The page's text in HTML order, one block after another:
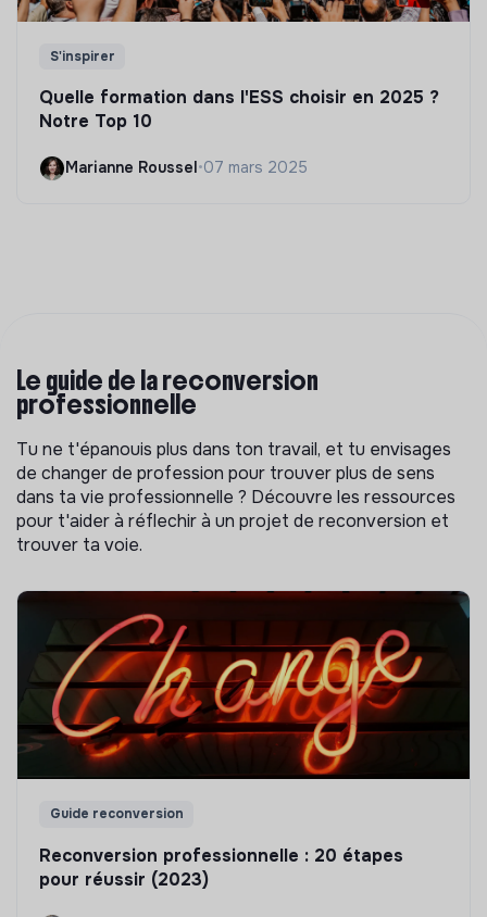
S'inspirer
Quelle formation dans l'ESS choisir en 2025 ?
Notre Top 10
Marianne Roussel •07 mars 2025
Le guide de la reconversion
professionnelle
Tu ne t'épanouis plus dans ton travail, et tu envisages
de changer de profession pour trouver plus de sens
dans ta vie professionnelle ? Découvre les ressources
pour t'aider à réflechir à un projet de reconversion et
trouver ta voie.
Guide reconversion
Reconversion professionnelle : 20 étapes
pour réussir (2023)